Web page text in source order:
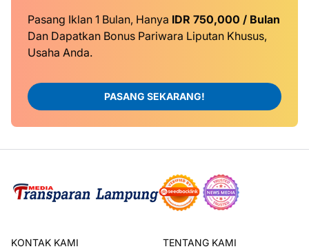
Pasang Iklan 1 Bulan, Hanya IDR 750,000 / Bulan
Dan Dapatkan Bonus Pariwara Liputan Khusus,
Usaha Anda.
PASANG SEKARANG!
KONTAK KAMI TENTANG KAMI